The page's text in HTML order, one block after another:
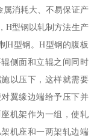
消耗大、不易保证产
H型钢以轧制方法生产
H型钢。H型钢的腹板
侧面和立辊之间同时
以压下，这样就需要
翼缘边端给予压下并
机架作为一组，使轧
机座和一两架轧边端